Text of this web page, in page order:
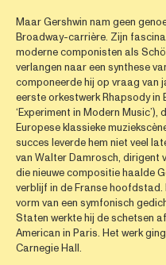
Maar Gershwin nam geen
Broadway-carrière. Zijn
moderne componisten als
verlangen naar een synthese
componeerde hij op vraag van
eerste orkestwerk Rhapsody in
‘Experiment in Modern
Europese klassieke
succes leverde hem niet veel
van Walter Damrosch, dirigent
die nieuwe compositie haalde
verblijf in de Franse hoofdstad.
vorm van een symfonisch
Staten werkte hij de schetsen
American in Paris. Het werk
Carnegie Hall.